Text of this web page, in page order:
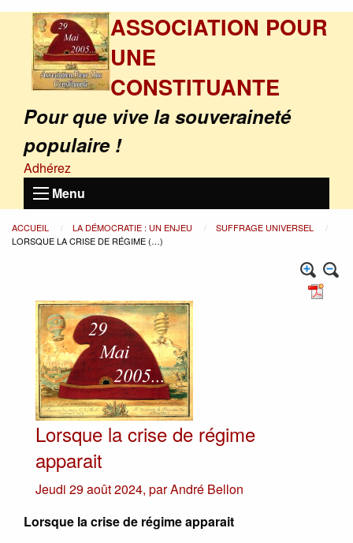
ASSOCIATION POUR
UNE
CONSTITUANTE
Pour que vive la souveraineté
populaire !
Adhérez
Menu
ACCUEIL LA DÉMOCRATIE : UN ENJEU
SUFFRAGE UNIVERSEL
LORSQUE LA CRISE DE RÉGIME (…)
Lorsque la crise de régime
apparait
Jeudi 29 août 2024, parAndré Bellon
Lorsque la crise de régime apparait